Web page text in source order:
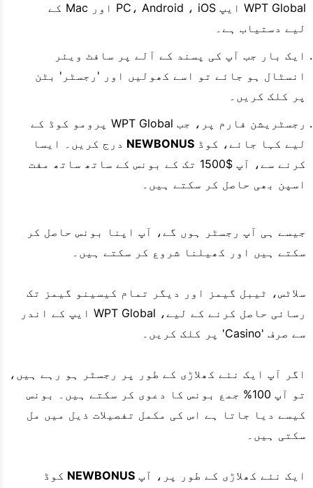
WPT Global ایپ PC، Android ، iOS اور Mac کے
لیے دستیاب ہے۔
ایک بار جب آپ کی پسند کے آلے پر سافٹ ویئر
انسٹال ہو جائے تو اسے کھولیں اور 'رجسٹر' بٹن
پر کلک کریں۔
رجسٹریشن فارم پر، جب WPT Global پرومو کوڈ کے
لیے کہا جائے، کوڈ NEWBONUS درج کریں۔ ایسا
کرنے سے، آپ $1500 تک کے بونس کے ساتھ ساتھ مفت
اسپن بھی حاصل کر سکتے ہیں۔
جیسے ہی آپ رجسٹر ہوں گے، آپ اپنا بونس حاصل کر
سکتے ہیں اور کھیلنا شروع کر سکتے ہیں۔
سلاٹس، ٹیبل گیمز اور دیگر تمام کیسینو گیمز تک
رسائی حاصل کرنے کے لیے، WPT Global ایپ کے اندر
سے صرف 'Casino' پر کلک کریں۔
اگر آپ ایک نئے کھلاڑی کے طور پر رجسٹر ہو رہے ہیں،
تو آپ 100% جمع بونس کا دعوی کر سکتے ہیں۔ بونس
کیسے دیا جاتا ہے اس کی مکمل تفصیلات ذیل میں مل
سکتی ہیں۔
ایک نئے کھلاڑی کے طور پر، آپ NEWBONUS کوڈ